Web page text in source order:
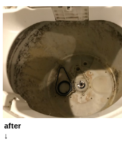
after
↓